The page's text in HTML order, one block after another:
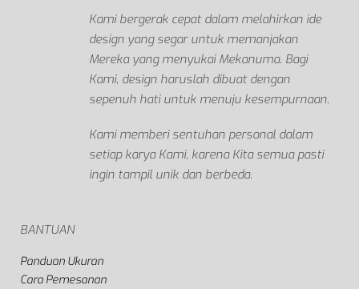
Kami bergerak cepat dalam melahirkan ide
design yang segar untuk memanjakan
Mereka yang menyukai Mekanuma. Bagi
Kami, design haruslah dibuat dengan
sepenuh hati untuk menuju kesempurnaan.
Kami memberi sentuhan personal dalam
setiap karya Kami, karena Kita semua pasti
ingin tampil unik dan berbeda.
BANTUAN
Panduan Ukuran
Cara Pemesanan